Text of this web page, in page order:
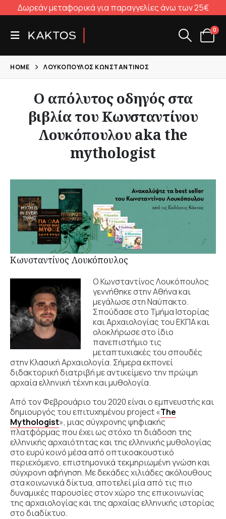
Δωρεάν μεταφορικά για παραγγελίες άνω των 25€
0
HOME ΛΟΥΚΌΠΟΥΛΟΣ ΚΩΝΣΤΑΝΤΊΝΟΣ
Ο απόλυτος οδηγός στα
βιβλία του Κωνσταντίνου
Λουκόπουλου aka the
mythologist
Κωνσταντίνος Λουκόπουλος
Ο Κωνσταντίνος Λουκόπουλος
γεννήθηκε στην Αθήνα και
μεγάλωσε στη Ναύπακτο.
Σπούδασε στο Τμήμα Ιστορίας
και Αρχαιολογίας του ΕΚΠΑ και
ολοκλήρωσε στο ίδιο
πανεπιστήμιο τις
μεταπτυχιακές του σπουδές
στην Κλασική Αρχαιολογία. Σήμερα εκπονεί
διδακτορική διατριβή με αντικείμενο την πρώιμη
αρχαία ελληνική τέχνη και μυθολογία.
Από τον Φεβρουάριο του 2020 είναι ο εμπνευστής και
δημιουργός του επιτυχημένου project «The
Mythologist», μιας σύγχρονης ψηφιακής
πλατφόρμας που έχει ως στόχο τη διάδοση της
ελληνικής αρχαιότητας και της ελληνικής μυθολογίας
στο ευρύ κοινό μέσα από οπτικοακουστικό
περιεχόμενο, επιστημονικά τεκμηριωμένη γνώση και
σύγχρονη αφήγηση. Με δεκάδες χιλιάδες ακόλουθους
στα κοινωνικά δίκτυα, αποτελεί μία από τις πιο
δυναμικές παρουσίες στον χώρο της επικοινωνίας
της αρχαιολογίας και της αρχαίας ελληνικής ιστορίας
στο διαδίκτυο.